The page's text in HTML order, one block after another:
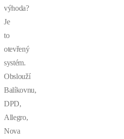
výhoda?
Je
to
otevřený
systém.
Obslouží
Balíkovnu,
DPD,
Allegro,
Nova